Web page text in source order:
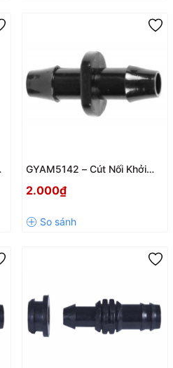
GYAM5142 – Cút Nối Khởi
Hãng, Bền Bỉ
2.000₫